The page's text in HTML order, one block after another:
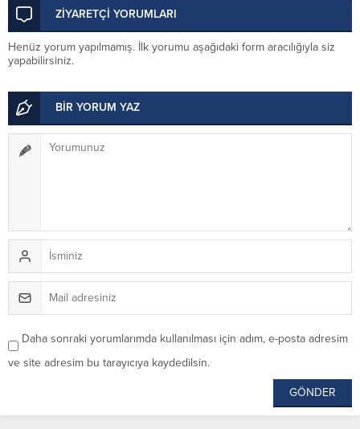
ZİYARETÇİ YORUMLARI
Henüz yorum yapılmamış. İlk yorumu aşağıdaki form aracılığıyla siz
yapabilirsiniz.
BİR YORUM YAZ
Daha sonraki yorumlarımda kullanılması için adım, e-posta adresim
ve site adresim bu tarayıcıya kaydedilsin.